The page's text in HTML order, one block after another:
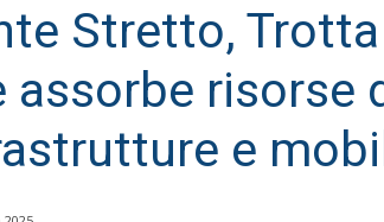
Stretto,
assorbe risorse
e